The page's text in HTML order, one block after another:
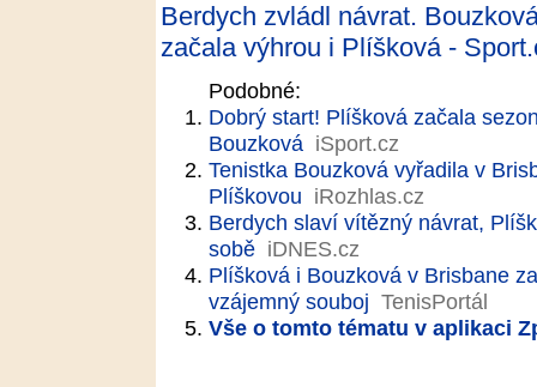
Berdych zvládl návrat.
začala výhrou i Plíšková -
Podobné:
Dobrý start! Plíšková začala
Bouzková iSport.cz
Tenistka Bouzková vyřadila v
Plíškovou iRozhlas.cz
Berdych slaví vítězný návrat,
sobě iDNES.cz
Plíšková i Bouzková v Brisbane
vzájemný souboj TenisPortál
Vše o tomto tématu v aplikaci